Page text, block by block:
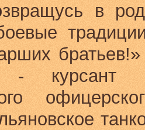
в
- курсант